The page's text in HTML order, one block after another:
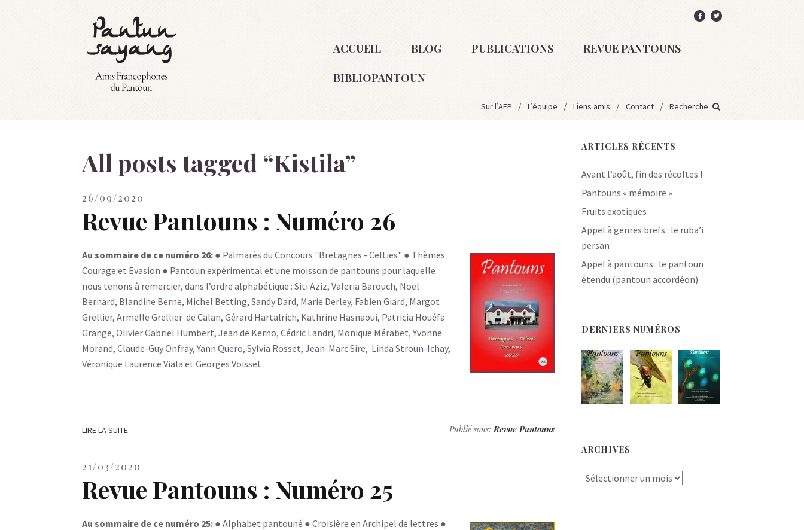
ACCUEIL BLOG PUBLICATIONS REVUE PANTOUNS
BIBLIOPANTOUN
Sur l’AFP L’équipe Liens amis Contact Recherche
All posts tagged “Kistila”
26/09/2020
Revue Pantouns : Numéro 26
Au sommaire de ce numéro 26: ● Palmarès du Concours "Bretagnes - Celties" ● Thèmes
Courage et Evasion ● Pantoun expérimental et une moisson de pantouns pour laquelle
nous tenons à remercier, dans l’ordre alphabétique : Siti Aziz, Valeria Barouch, Noël
Bernard, Blandine Berne, Michel Betting, Sandy Dard, Marie Derley, Fabien Giard, Margot
Grellier, Armelle Grellier-de Calan, Gérard Hartalrich, Kathrine Hasnaoui, Patricia Houéfa
Grange, Olivier Gabriel Humbert, Jean de Kerno, Cédric Landri, Monique Mérabet, Yvonne
Morand, Claude-Guy Onfray, Yann Quero, Sylvia Rosset, Jean-Marc Sire, Linda Stroun-Ichay,
Véronique Laurence Viala et Georges Voisset
LIRE LA SUITE Publié sous:Revue Pantouns
21/03/2020
Revue Pantouns : Numéro 25
Au sommaire de ce numéro 25: ● Alphabet pantouné ● Croisière en Archipel de lettres ●
ARTICLES RÉCENTS
Avant l’août, fin des récoltes !
Pantouns « mémoire »
Fruits exotiques
Appel à genres brefs : le ruba’i
persan
Appel à pantouns : le pantoun
étendu (pantoun accordéon)
DERNIERS NUMÉROS
ARCHIVES
Archives